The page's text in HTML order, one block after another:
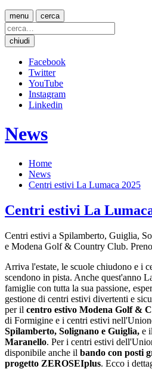
menu cerca
chiudi
Facebook
Twitter
YouTube
Instagram
Linkedin
News
Home
News
Centri estivi La Lumaca 2025
Centri estivi La
Centri estivi a Spilamberto, Guiglia,
e Modena Golf & Country Club.
Arriva l'estate, le scuole chiudono e i
scendono in pista. Anche quest'anno
famiglie con tutta la sua passione,
gestione di centri estivi divertenti e
per il centro estivo Modena Golf &
di Formigine e i centri estivi
Spilamberto, Solignano e Guiglia, e
Maranello. Per i centri estivi
disponibile anche il bando con posti
progetto ZEROSEIplus. Ecco i